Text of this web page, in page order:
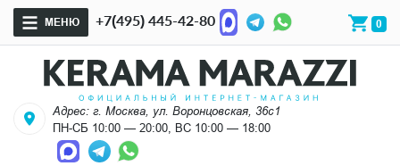
МЕНЮ +7(495) 445-42-80 0
Адрес: г. Москва, ул. Воронцовская, 36с1
ПН-СБ 10:00 — 20:00, ВС 10:00 — 18:00